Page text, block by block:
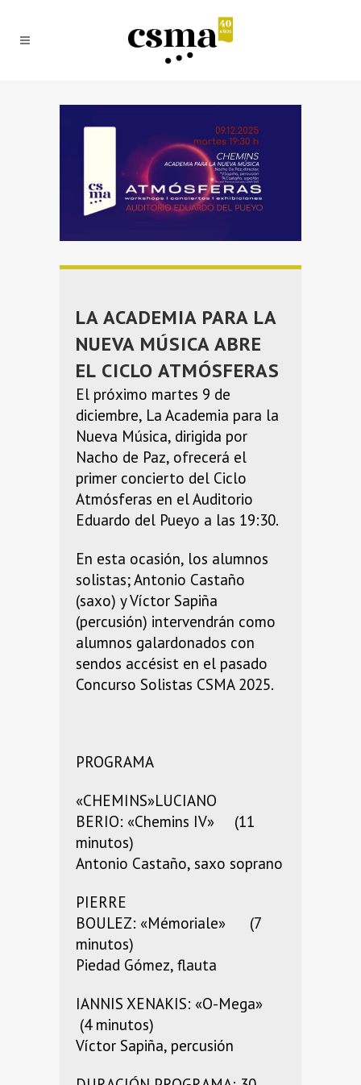
LA ACADEMIA PARA LA
NUEVA MÚSICA ABRE
EL CICLO ATMÓSFERAS
El próximo martes 9 de
diciembre, La Academia para la
Nueva Música, dirigida por
Nacho de Paz, ofrecerá el
primer concierto del Ciclo
Atmósferas en el Auditorio
Eduardo del Pueyo a las 19:30.
En esta ocasión, los alumnos
solistas; Antonio Castaño
(saxo) y Víctor Sapiña
(percusión) intervendrán como
alumnos galardonados con
sendos accésist en el pasado
Concurso Solistas CSMA 2025.
PROGRAMA
«CHEMINS»LUCIANO
BERIO: «Chemins IV» (11
minutos)
Antonio Castaño, saxo soprano
PIERRE
BOULEZ: «Mémoriale» (7
minutos)
Piedad Gómez, flauta
IANNIS XENAKIS: «O-Mega»
(4 minutos)
Víctor Sapiña, percusión